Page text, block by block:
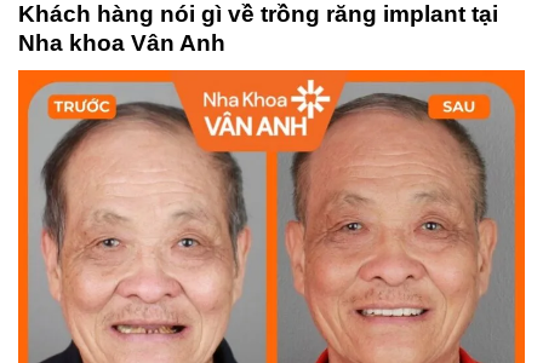
Khách hàng nói gì về trồng răng implant tại
Nha khoa Vân Anh